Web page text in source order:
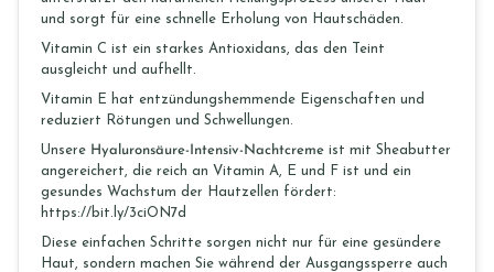
und sorgt für eine schnelle Erholung von Hautschäden.
Vitamin C ist ein starkes Antioxidans, das den Teint
ausgleicht und aufhellt.
Vitamin E hat entzündungshemmende Eigenschaften und
reduziert Rötungen und Schwellungen.
Unsere Hyaluronsäure-Intensiv-Nachtcreme ist mit Sheabutter
angereichert, die reich an Vitamin A, E und F ist und ein
gesundes Wachstum der Hautzellen fördert:
https://bit.ly/3ciON7d
Diese einfachen Schritte sorgen nicht nur für eine gesündere
Haut, sondern machen Sie während der Ausgangssperre auch